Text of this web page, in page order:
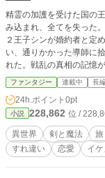
精霊の加護を受けた国の
み込まれ、全てを失った
２王子シンが婚約者と定
い、通りかかった導師に
れた。戦乱の真相の記憶
かし、精霊の加護を受け
る日終わりを告げる。そ
か何の利益もないはずな
ちに愛された姫と、戦い
ファンタジー 連載中 長
24h.ポイント 0pt
小説 228,862 位 /
異世界 剣と魔法 旅
すれ違い
恋愛 イ